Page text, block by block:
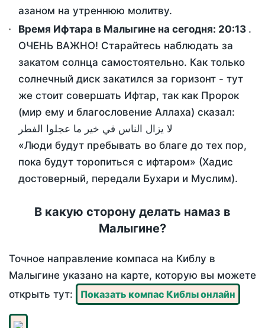
азаном на утреннюю молитву.
Время Ифтара в Малыгине на сегодня: 20:13 .
ОЧЕНЬ ВАЖНО! Старайтесь наблюдать за
закатом солнца самостоятельно. Как только
солнечный диск закатился за горизонт - тут
же стоит совершать Ифтар, так как Пророк
(мир ему и благословение Аллаха) сказал:
لا يزال الناس في خير ما عجلوا الفطر
«Люди будут пребывать во благе до тех пор,
пока будут торопиться с ифтаром» (Хадис
достоверный, передали Бухари и Муслим).
В какую сторону делать намаз в
Малыгине?
Точное направление компаса на Киблу в
Малыгине указано на карте, которую вы можете
открыть тут:
Показать компас Киблы онлайн